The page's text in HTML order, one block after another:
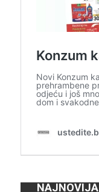
NAJNOVIJA